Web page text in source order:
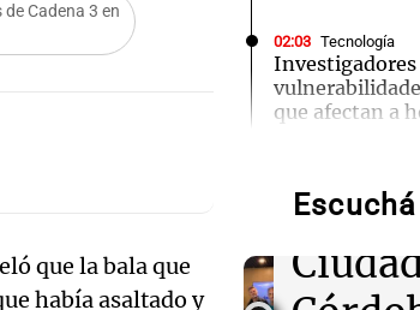
Cadena 3 en
que la bala que
había asaltado y
02:03 Tecnología
que afectan a
01:49 Mundo
Trump vuelve
nuevas
Audio.
Audio.